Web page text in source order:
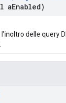
aEnabled)
delle query